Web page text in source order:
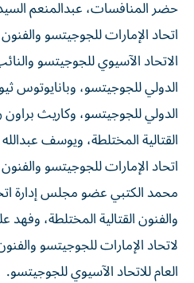
حضر المنافسات، عبدالمنعم
اتحاد الإمارات للجوجيتسو
الاتحاد الآسيوي للجوجيتسو
الدولي للجوجيتسو، وبانايوتوس
الدولي للجوجيتسو، وكاريث براون
القتالية المختلطة، ويوسف
اتحاد الإمارات للجوجيتسو
محمد الكتبي عضو مجلس إدارة
والفنون القتالية المختلطة،
لاتحاد الإمارات للجوجيتسو
العام للاتحاد الآسيوي للجوجيتسو.